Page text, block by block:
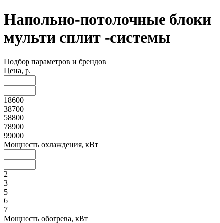
Напольно-потолочные блоки
мульти сплит -системы
Подбор параметров и брендов
Цена, р.
18600
38700
58800
78900
99000
Мощность охлаждения, кВт
2
3
5
6
7
Мощность обогрева, кВт